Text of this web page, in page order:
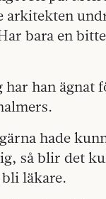
arkitekten
bara en
han ägnat
hade
så blir det
läkare.